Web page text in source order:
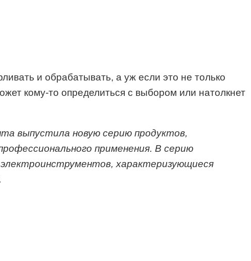
и обрабатывать, а уж если это не только
кому-то определиться с выбором или натолкнет
выпустила новую серию продуктов,
применения. В серию
характеризующиеся